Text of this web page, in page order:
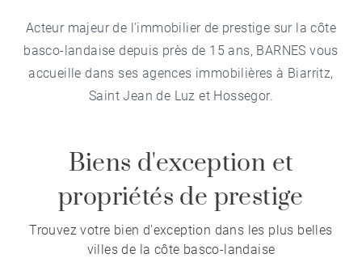
Acteur majeur de l'immobilier de prestige sur la côte
basco-landaise depuis près de 15 ans, BARNES vous
accueille dans ses agences immobilières à Biarritz,
Saint Jean de Luz et Hossegor.
Biens d'exception et
propriétés de prestige
Trouvez votre bien d'exception dans les plus belles
villes de la côte basco-landaise